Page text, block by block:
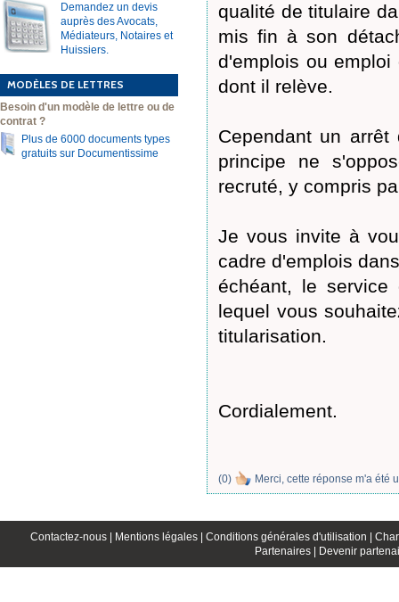
Demandez un devis
auprès des Avocats,
Médiateurs, Notaires et
Huissiers.
MODÈLES DE LETTRES
Besoin d'un modèle de lettre ou de
contrat ?
Plus de 6000 documents types
gratuits sur Documentissime
qualité de titulaire
mis fin à son
d'emplois ou
dont il relève.
Cependant un arrêt
principe ne
recruté, y compris
Je vous invite à
cadre d'emplois
échéant, le
lequel vous
titularisation.
Cordialement.
(0) Merci, cette réponse m'a été
Contactez-nous | Mentions légales | Conditions générales d'utilisation |
Partenaires |
Devenir